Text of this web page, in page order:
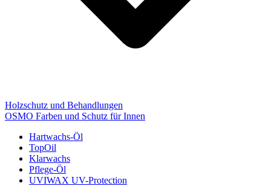
Holzschutz und Behandlungen
OSMO Farben und Schutz für Innen
Hartwachs-Öl
TopOil
Klarwachs
Pflege-Öl
UVIWAX UV-Protection